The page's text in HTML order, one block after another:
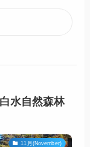
水自然森林
11月(November)